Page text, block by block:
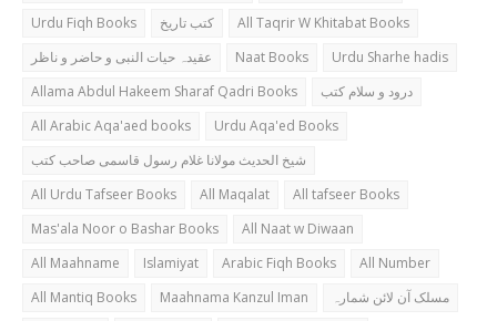
Urdu Fiqh Books
کتب تاریخ
All Taqrir W Khitabat Books
عقیدہ حیات النبی و حاضر و ناظر
Naat Books
Urdu Sharhe hadis
Allama Abdul Hakeem Sharaf Qadri Books
درود و سلام کتب
All Arabic Aqa'aed books
Urdu Aqa'ed Books
شیخ الحدیث مولانا غلام رسول قاسمی صاحب کتب
All Urdu Tafseer Books
All Maqalat
All tafseer Books
Mas'ala Noor o Bashar Books
All Naat w Diwaan
All Maahname
Islamiyat Arabic Fiqh Books
All Number
All Mantiq Books
Maahnama Kanzul Iman
مسلک آن لائن شمارہ